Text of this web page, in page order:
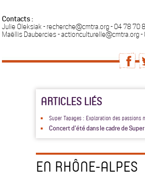
Contacts :
Julie Oleksiak - recherche@cmtra.org - 04 78 70
Maëllis Daubercies - actionculturelle@cmtra.org
ARTICLES LIÉS
Super Tapages : Exploration des passions
Concert d’été dans le cadre de Super
EN RHÔNE-ALPES